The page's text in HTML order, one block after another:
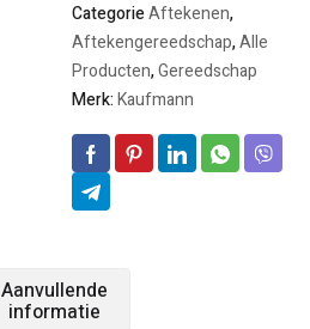
CategorieAftekenen,
Aftekengereedschap,Alle
Producten,Gereedschap
Merk:Kaufmann
Aanvullende
informatie